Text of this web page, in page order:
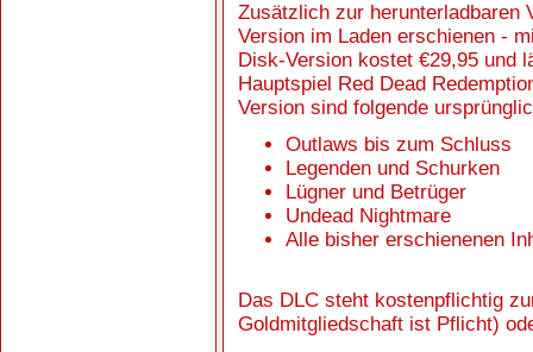
Zusätzlich zur herunterladbaren
Version im Laden erschienen -
Disk-Version kostet €29,95 und
Hauptspiel Red Dead
Version sind folgende
Outlaws bis zum Schluss
Legenden und Schurken
Lügner und Betrüger
Undead Nightmare
Alle bisher erschienenen
Das DLC steht kostenpflichtig
Goldmitgliedschaft ist Pflicht)